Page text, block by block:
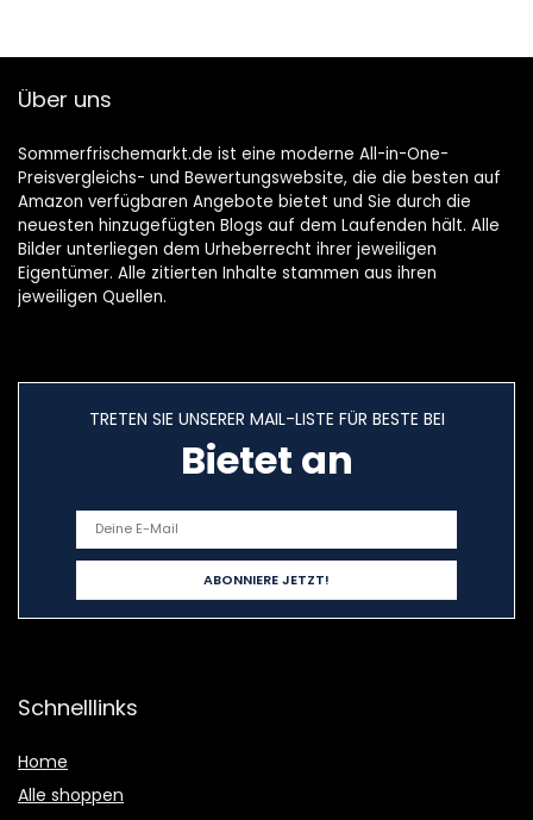
Über uns
Sommerfrischemarkt.de ist eine moderne All-in-One-
Preisvergleichs- und Bewertungswebsite, die die besten auf
Amazon verfügbaren Angebote bietet und Sie durch die
neuesten hinzugefügten Blogs auf dem Laufenden hält. Alle
Bilder unterliegen dem Urheberrecht ihrer jeweiligen
Eigentümer. Alle zitierten Inhalte stammen aus ihren
jeweiligen Quellen.
TRETEN SIE UNSERER MAIL-LISTE FÜR BESTE BEI
Bietet an
Schnelllinks
Home
Alle shoppen